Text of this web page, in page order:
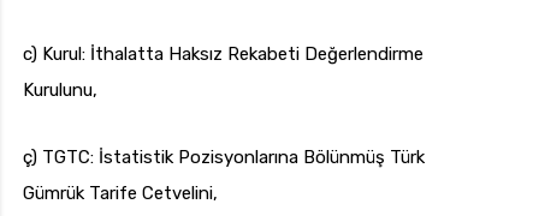
c) Kurul: İthalatta Haksız Rekabeti Değerlendirme
Kurulunu,
ç) TGTC: İstatistik Pozisyonlarına Bölünmüş Türk
Gümrük Tarife Cetvelini,